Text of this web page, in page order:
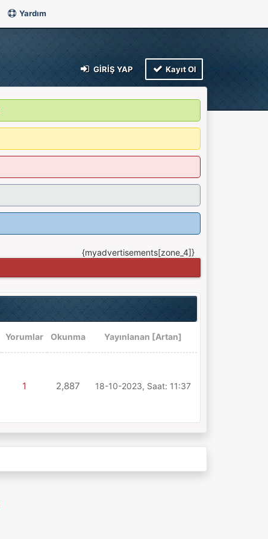
Yardım
GIRIŞ YAP Kayıt Ol
{myadvertisements[zone_4]}
Yorumlar Okunma Yayınlanan [Artan]
1 2,887 18-10-2023, Saat: 11:37